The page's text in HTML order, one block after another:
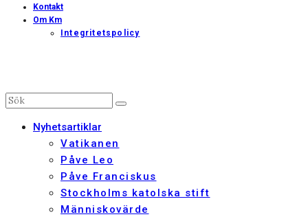
Kontakt
Om Km
Integritetspolicy
Nyhetsartiklar
Vatikanen
Påve Leo
Påve Franciskus
Stockholms katolska stift
Människovärde